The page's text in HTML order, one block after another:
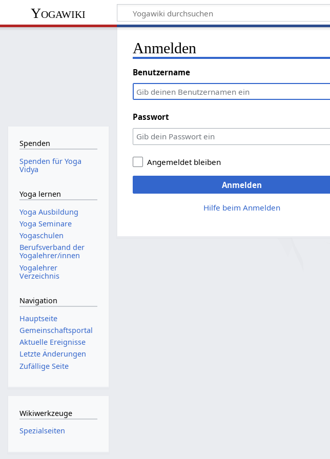
Yogawiki
Anmelden
Benutzername
Passwort
Angemeldet bleiben
Anmelden
Hilfe beim Anmelden
Spenden
Spenden für Yoga
Vidya
Yoga lernen
Yoga Ausbildung
Yoga Seminare
Yogaschulen
Berufsverband der
Yogalehrer/innen
Yogalehrer
Verzeichnis
Navigation
Hauptseite
Gemeinschafts­portal
Aktuelle Ereignisse
Letzte Änderungen
Zufällige Seite
Wikiwerkzeuge
Spezialseiten